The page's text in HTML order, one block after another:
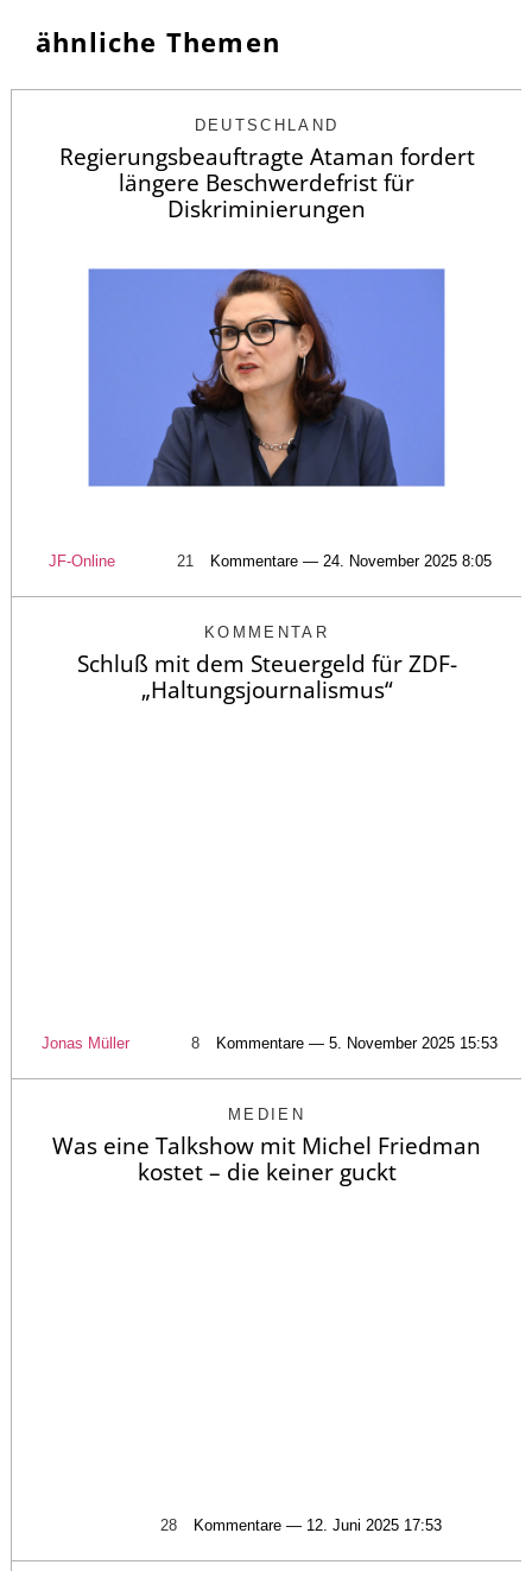
ähnliche Themen
DEUTSCHLAND
Regierungsbeauftragte Ataman fordert
längere Beschwerdefrist für
Diskriminierungen
JF-Online 21 Kommentare — 24. November 2025 8:05
KOMMENTAR
Schluß mit dem Steuergeld für ZDF-
„Haltungsjournalismus“
Jonas Müller 8 Kommentare — 5. November 2025 15:53
MEDIEN
Was eine Talkshow mit Michel Friedman
kostet – die keiner guckt
28 Kommentare — 12. Juni 2025 17:53